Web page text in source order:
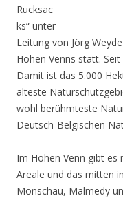
Rucksac
ks“ unter
Leitung von Jörg
Hohen Venns statt.
Damit ist das 5.000
älteste
wohl berühmteste
Deutsch-Belgischen
Im Hohen Venn gibt es
Areale und das mitten
Monschau, Malmedy